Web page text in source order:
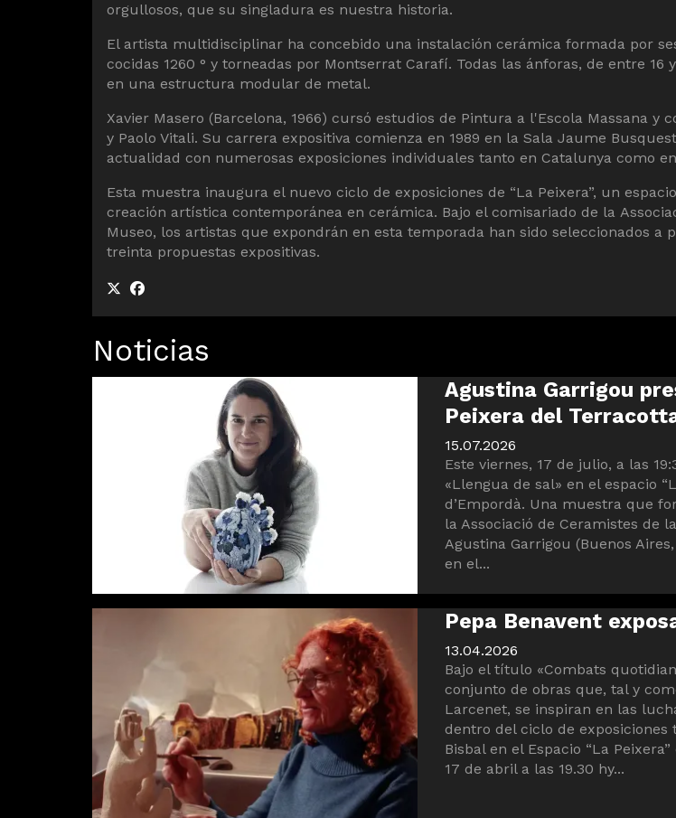
orgullosos, que su singladura es nuestra historia.
El artista multidisciplinar ha concebido una instalación cerámica formada por
cocidas 1260 ° y torneadas por Montserrat Carafí. Todas las ánforas, de entre
en una estructura modular de metal.
Xavier Masero (Barcelona, 1966) cursó estudios de Pintura a l'Escola Massana
y Paolo Vitali. Su carrera expositiva comienza en 1989 en la Sala Jaume
actualidad con numerosas exposiciones individuales tanto en Catalunya como
Esta muestra inaugura el nuevo ciclo de exposiciones de “La Peixera”, un
creación artística contemporánea en cerámica. Bajo el comisariado de la
Museo, los artistas que expondrán en esta temporada han sido seleccionados
treinta propuestas expositivas.
Noticias
Agustina Garrigou
Peixera del
15.07.2026
Este viernes, 17 de julio, a las
«Llengua de sal» en el espacio
d’Empordà. Una muestra que
la Associació de Ceramistes de
Agustina Garrigou (Buenos
en el...
Pepa Benavent
13.04.2026
Bajo el título «Combats
conjunto de obras que, tal y
Larcenet, se inspiran en las
dentro del ciclo de exposiciones
Bisbal en el Espacio “La
17 de abril a las 19.30 hy...